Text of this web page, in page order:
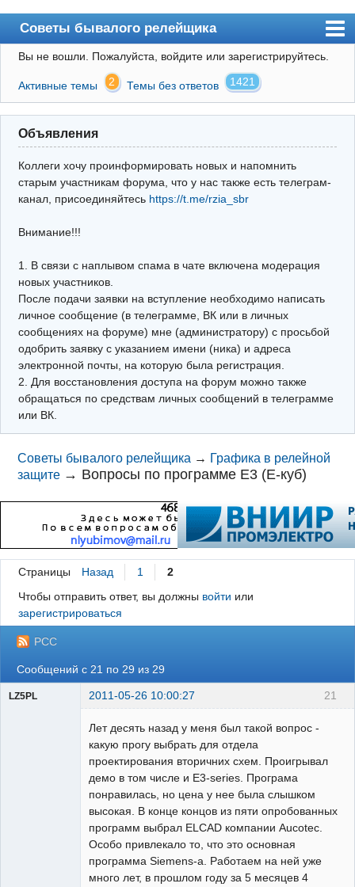
Советы бывалого релейщика
Форум
Правила
Поиск
Регистрация
Архив
Почта
Поиск релейщика
Видео РЗиА
Фотохостинг
Телеграм
Вы не вошли. Пожалуйста, войдите или зарегистрируйтесь.
Активные темы 2 Темы без ответов 1421
Объявления
Коллеги хочу проинформировать новых и напомнить
старым участникам форума, что у нас также есть телеграм-
канал, присоединяйтесь https://t.me/rzia_sbr
Внимание!!!
1. В связи с наплывом спама в чате включена модерация
новых участников.
После подачи заявки на вступление необходимо написать
личное сообщение (в телеграмме, ВК или в личных
сообщениях на форуме) мне (администратору) с просьбой
одобрить заявку с указанием имени (ника) и адреса
электронной почты, на которую была регистрация.
2. Для восстановления доступа на форум можно также
обращаться по средствам личных сообщений в телеграмме
или ВК.
Советы бывалого релейщика → Графика в релейной
защите → Вопросы по программе Е3 (Е-куб)
Страницы Назад 1
2
Чтобы отправить ответ, вы должны войти или
зарегистрироваться
РСС
Сообщений с 21 по 29 из 29
21
LZ5PL 2011-05-26 10:00:27
Лет десять назад у меня был такой вопрос -
какую прогу выбрать для отдела
проектирования вторичних схем. Проигрывал
демо в том числе и Е3-series. Програма
понравилась, но цена у нее была слышком
высокая. В конце концов из пяти опробованных
программ выбрал ELCAD компании Аucotec.
Особо привлекало то, что это основная
программа Siemens-а. Работаем на ней уже
много лет, в прошлом году за 5 месяцев 4